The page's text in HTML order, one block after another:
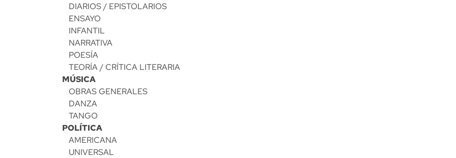
DIARIOS / EPISTOLARIOS
ENSAYO
INFANTIL
NARRATIVA
POESÍA
TEORÍA / CRÍTICA LITERARIA
MÚSICA
OBRAS GENERALES
DANZA
TANGO
POLÍTICA
AMERICANA
UNIVERSAL